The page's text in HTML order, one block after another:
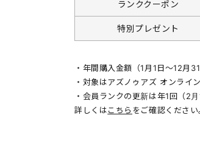
ランククーポン
特別プレゼント
・年間購入金額（1月1日〜12月
・対象はアズノゥアズ オンライ
・会員ランクの更新は年1回（2月
詳しくはこちら をご確認ください